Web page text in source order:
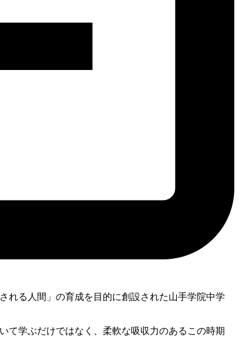
れる人間」の育成を目的に創設された山手学院中学
学ぶだけではなく、柔軟な吸収力のあるこの時期